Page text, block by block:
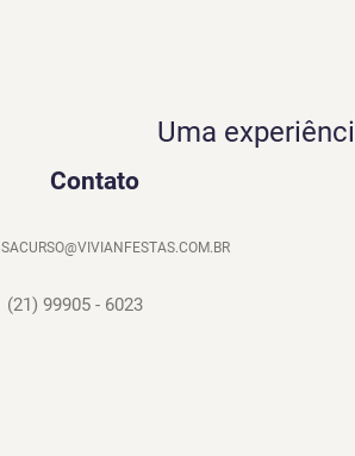
Uma
Contato
SACURSO@VIVIANFESTAS.COM.BR
(21) 99905 - 6023